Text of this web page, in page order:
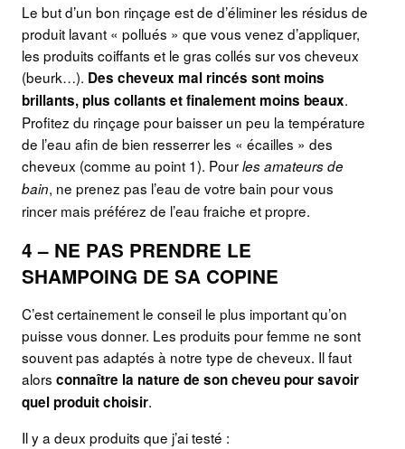
Le but d’un bon rinçage est de d’éliminer les résidus de
produit lavant « pollués » que vous venez d’appliquer,
les produits coiffants et le gras collés sur vos cheveux
(beurk…). Des cheveux mal rincés sont moins
brillants, plus collants et finalement moins beaux.
Profitez du rinçage pour baisser un peu la température
de l’eau afin de bien resserrer les « écailles » des
cheveux (comme au point 1). Pourles amateurs de
bain, ne prenez pas l’eau de votre bain pour vous
rincer mais préférez de l’eau fraiche et propre.
4 – NE PAS PRENDRE LE
SHAMPOING DE SA COPINE
C’est certainement le conseil le plus important qu’on
puisse vous donner. Les produits pour femme ne sont
souvent pas adaptés à notre type de cheveux. Il faut
alors connaître la nature de son cheveu pour savoir
quel produit choisir.
Il y a deux produits que j’ai testé :